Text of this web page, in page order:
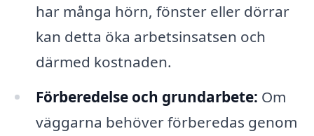
har många hörn, fönster eller dörrar
kan detta öka arbetsinsatsen och
därmed kostnaden.
Förberedelse och grundarbete: Om
väggarna behöver förberedas genom